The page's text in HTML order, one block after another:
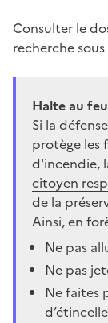
Consulter le
recherche
Halte au
Si la
protège les
d'incendie,
citoyen
de la
Ainsi, en
Ne pas
Ne pas
Ne faites